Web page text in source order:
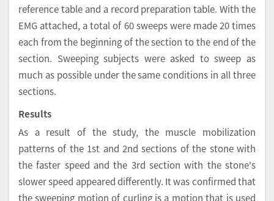
reference table and a record preparation table. With the
EMG attached, a total of 60 sweeps were made 20 times
each from the beginning of the section to the end of the
section. Sweeping subjects were asked to sweep as
much as possible under the same conditions in all three
sections.
Results
As a result of the study, the muscle mobilization
patterns of the 1st and 2nd sections of the stone with
the faster speed and the 3rd section with the stone's
slower speed appeared differently. It was confirmed that
the sweeping motion of curling is a motion that is used